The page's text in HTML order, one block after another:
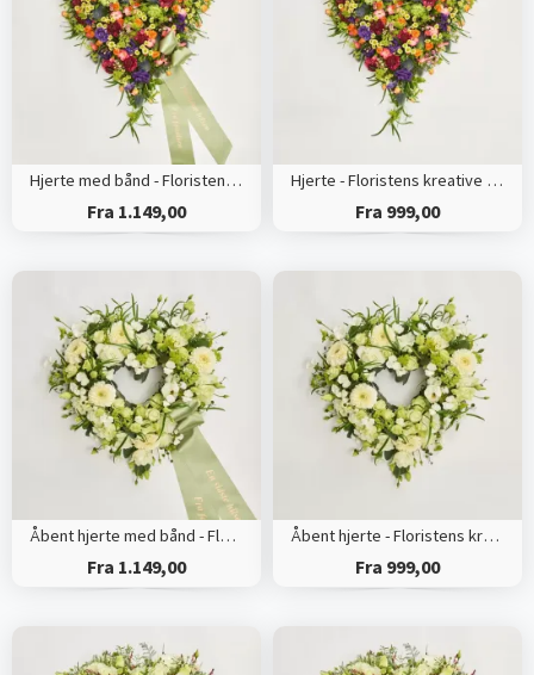
Hjerte med bånd - Floristens kreative valg
Fra 1.149,00
Hjerte - Floristens kreative valg
Fra 999,00
Åbent hjerte med bånd - Floristens kreative valg
Fra 1.149,00
Åbent hjerte - Floristens kreative valg
Fra 999,00